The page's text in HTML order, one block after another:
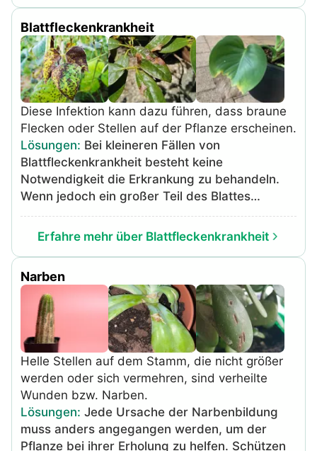
Blattfleckenkrankheit
Diese Infektion kann dazu führen, dass braune
Flecken oder Stellen auf der Pflanze erscheinen.
Lösungen: Bei kleineren Fällen von
Blattfleckenkrankheit besteht keine
Notwendigkeit die Erkrankung zu behandeln.
Wenn jedoch ein großer Teil des Blattes
betroffen ist und Blattverlust auftritt, profitiert
die Pflanze davon, die Infektion loszuwerden.
Bedarf auf die wirksameren synthetischen,
chemischen Fungizide umzusteigen.
Organische Optionen töten den Pilz nicht, aber
verhindern, dass er sich ausbreitet. Lösen Sie
½ Teelöffel Backpulver und einen Teelöffel
Flüssigseife in ca. 5L Wasser auf. Sprühen Sie
mit einer Sprühflasche die Ober- und
Unterseiten der Blätter ein, bis die Mischung
abtropft. Wiederholen Sie den Vorgang alle
zwei Wochen, bis sich die vorhandenen
Erfahre mehr über Blattfleckenkrankheit
Narben
Helle Stellen auf dem Stamm, die nicht größer
werden oder sich vermehren, sind verheilte
Wunden bzw. Narben.
Lösungen: Jede Ursache der Narbenbildung
muss anders angegangen werden, um der
Pflanze bei ihrer Erholung zu helfen. Schützen